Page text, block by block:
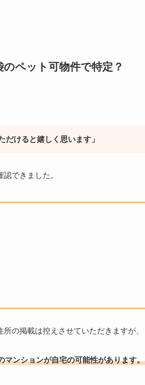
ペット可物件で特定？
けると嬉しく思います」
できました。
の掲載は控えさせていただきますが、
マンションが自宅の可能性があります。